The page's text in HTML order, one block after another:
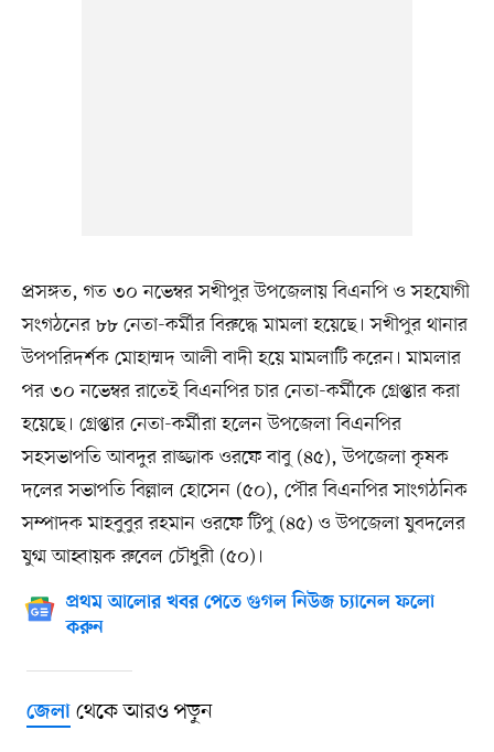
প্রসঙ্গত, গত ৩০ নভেম্বর সখীপুর উপজেলায় বিএনপি ও সহযোগী
সংগঠনের ৮৮ নেতা-কর্মীর বিরুদ্ধে মামলা হয়েছে। সখীপুর থানার
উপপরিদর্শক মোহাম্মদ আলী বাদী হয়ে মামলাটি করেন। মামলার
পর ৩০ নভেম্বর রাতেই বিএনপির চার নেতা-কর্মীকে গ্রেপ্তার করা
হয়েছে। গ্রেপ্তার নেতা-কর্মীরা হলেন উপজেলা বিএনপির
সহসভাপতি আবদুর রাজ্জাক ওরফে বাবু (৪৫), উপজেলা কৃষক
দলের সভাপতি বিল্লাল হোসেন (৫০), পৌর বিএনপির সাংগঠনিক
সম্পাদক মাহবুবুর রহমান ওরফে টিপু (৪৫) ও উপজেলা যুবদলের
যুগ্ম আহ্বায়ক রুবেল চৌধুরী (৫০)।
প্রথম আলোর খবর পেতে গুগল নিউজ চ্যানেল ফলো
করুন
জেলাথেকে আরও পড়ুন